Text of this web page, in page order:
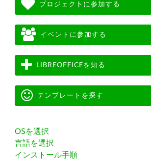
プロジェクトに参加する
イベントに参加する
LIBREOFFICEを知る
テンプレートを探す
OSを選択
言語を選択
インストール手順